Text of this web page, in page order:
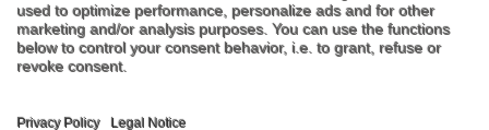
Impressum
Buchungsanfrage